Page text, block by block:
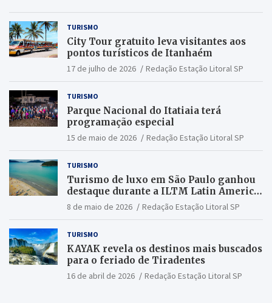
TURISMO
City Tour gratuito leva visitantes aos
pontos turísticos de Itanhaém
17 de julho de 2026 Redação Estação Litoral SP
TURISMO
Parque Nacional do Itatiaia terá
programação especial
15 de maio de 2026 Redação Estação Litoral SP
TURISMO
Turismo de luxo em São Paulo ganhou
destaque durante a ILTM Latin America
2026
8 de maio de 2026 Redação Estação Litoral SP
TURISMO
KAYAK revela os destinos mais buscados
para o feriado de Tiradentes
16 de abril de 2026 Redação Estação Litoral SP